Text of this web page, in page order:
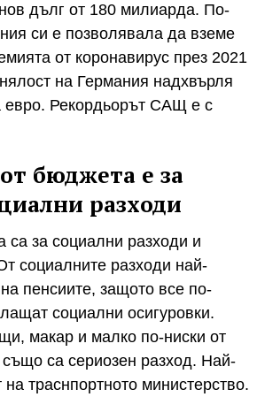
дълг от 180 милиарда. По-
си е позволявала да вземе
от коронавирус през 2021
на Германия надхвърля
евро. Рекордьорът САЩ е с
бюджета е за
разходи
за социални разходи и
социалните разходи най-
пенсиите, защото все по-
социални осигуровки.
макар и малко по-ниски от
са сериозен разход. Най-
траснпортното министерство.